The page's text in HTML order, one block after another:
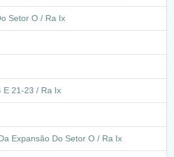
Setor O / Ra Ix
E 21-23 / Ra Ix
Expansão Do Setor O / Ra Ix